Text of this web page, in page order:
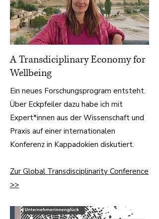
A Transdiciplinary Economy for
Wellbeing
Ein neues Forschungsprogram entsteht.
Über Eckpfeiler dazu habe ich mit
Expert*innen aus der Wissenschaft und
Praxis auf einer internationalen
Konferenz in Kappadokien diskutiert.
Zur Global Transdisciplinarity Conference
>>